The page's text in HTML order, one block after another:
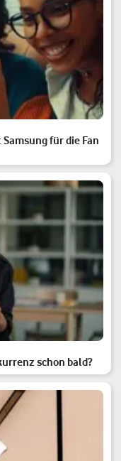
für die Fan
schon bald?